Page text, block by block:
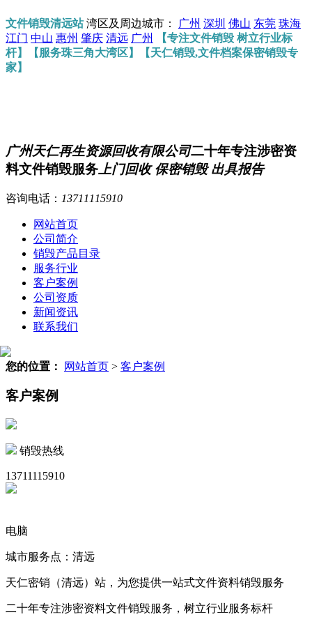
文件销毁清远站湾区及周边城市： 广州 深圳 佛山 东莞 珠海
江门 中山 惠州 肇庆 清远 广州
【专注文件销毁 树立行业标
杆】【服务珠三角大湾区】【天仁销毁,文件档案保密销毁专
家】
广州天仁再生资源回收有限公司二十年专注涉密资
料文件销毁服务 上门回收 保密销毁 出具报告
咨询电话： 13711115910
网站首页
公司简介
销毁产品目录
服务行业
客户案例
公司资质
新闻资讯
联系我们
您的位置： 网站首页 > 客户案例
客户案例
销毁热线
13711115910
电脑
城市服务点：清远
天仁密销（清远）站，为您提供一站式文件资料销毁服务
二十年专注涉密资料文件销毁服务，树立行业服务标杆